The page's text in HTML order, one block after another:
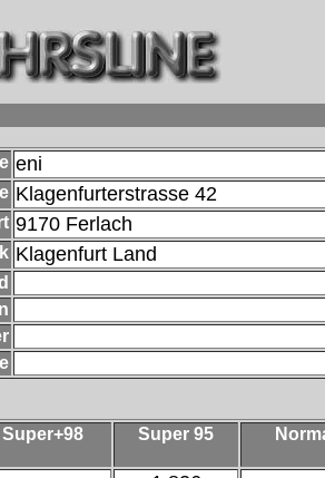
eni
Klagenfurterstrasse 42
9170 Ferlach
Klagenfurt Land
Super+98 Super 95